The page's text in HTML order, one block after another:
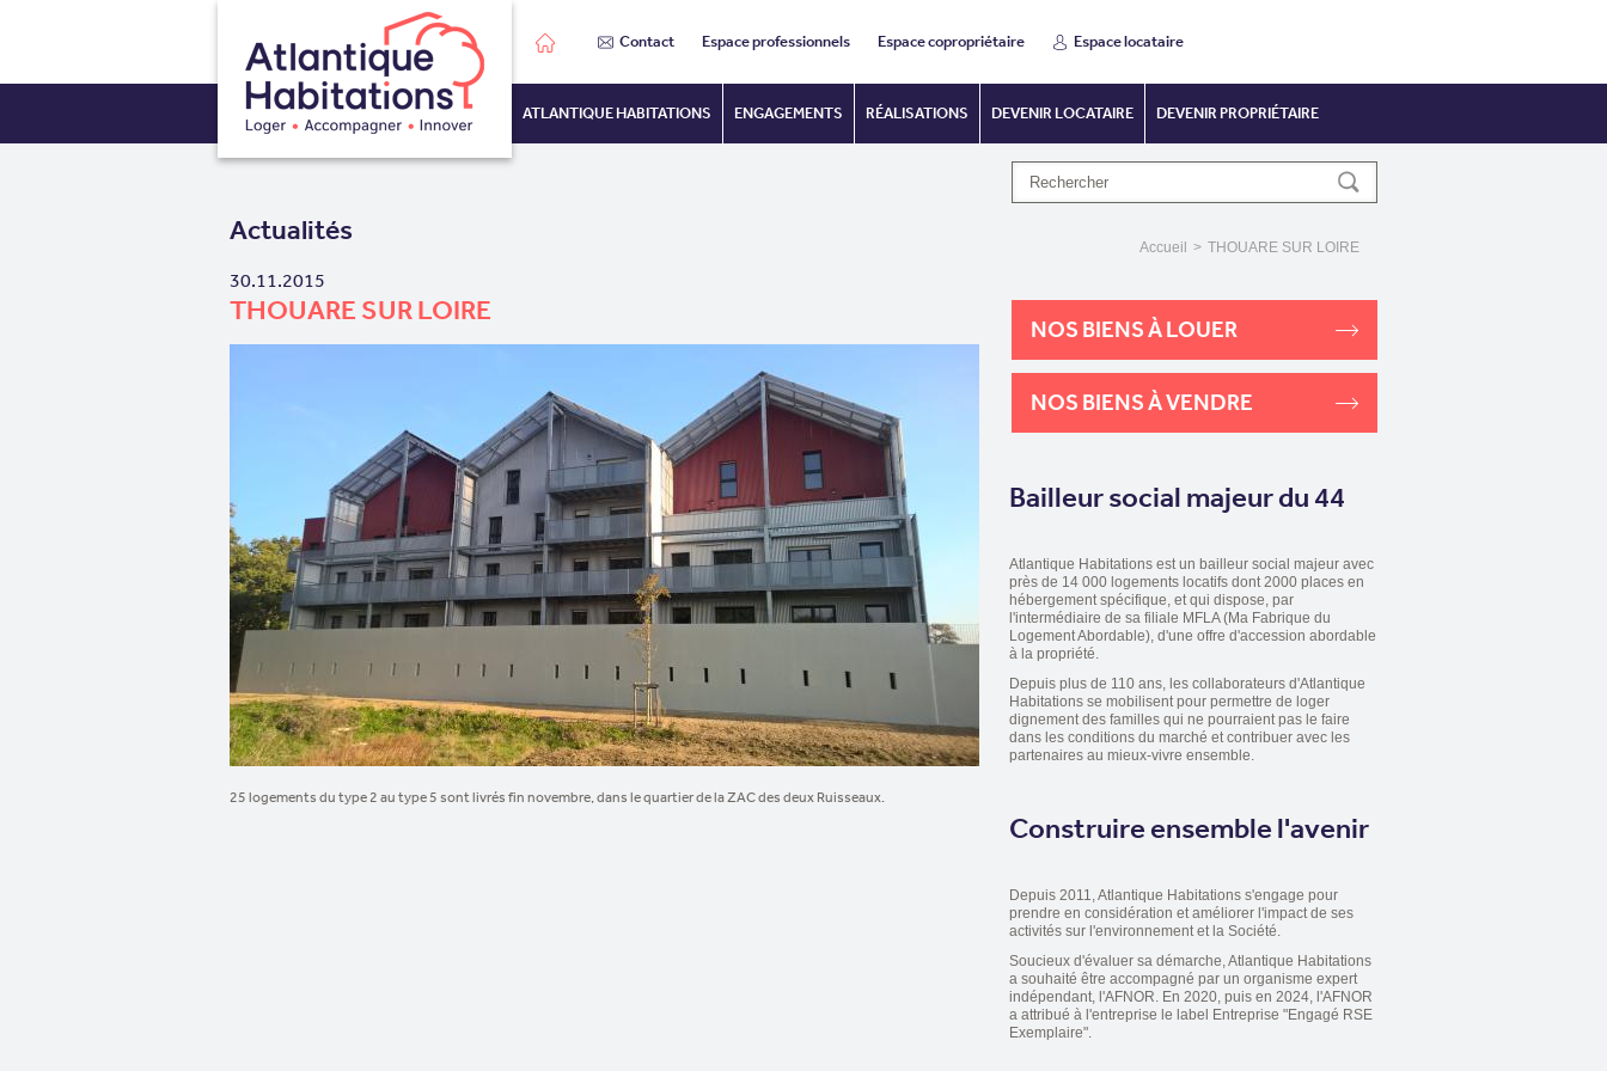
Contact Espace professionnels Espace copropriétaire Espace locataire
ATLANTIQUE HABITATIONS ENGAGEMENTS RÉALISATIONS DEVENIR LOCATAIRE DEVENIR PROPRIÉTAIRE
Accueil > THOUARE SUR LOIRE
Actualités
30.11.2015
THOUARE SUR LOIRE
25 logements du type 2 au type 5 sont livrés fin novembre, dans le quartier de la ZAC des deux Ruisseaux.
NOS BIENS À LOUER
NOS BIENS À VENDRE
Bailleur social majeur du 44
Atlantique Habitations est un bailleur social majeur avec
près de 14 000 logements locatifs dont 2000 places en
hébergement spécifique, et qui dispose, par
l'intermédiaire de sa filiale MFLA (Ma Fabrique du
Logement Abordable), d'une offre d'accession abordable
à la propriété.
Depuis plus de 110 ans, les collaborateurs d'Atlantique
Habitations se mobilisent pour permettre de loger
dignement des familles qui ne pourraient pas le faire
dans les conditions du marché et contribuer avec les
partenaires au mieux-vivre ensemble.
Construire ensemble l'avenir
Depuis 2011, Atlantique Habitations s'engage pour
prendre en considération et améliorer l'impact de ses
activités sur l'environnement et la Société.
Soucieux d'évaluer sa démarche, Atlantique Habitations
a souhaité être accompagné par un organisme expert
indépendant, l'AFNOR. En 2020, puis en 2024, l'AFNOR
a attribué à l'entreprise le label Entreprise "Engagé RSE
Exemplaire".